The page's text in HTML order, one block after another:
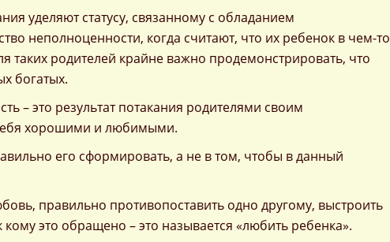
уделяют статусу, связанному с обладанием
неполноценности, когда считают, что их ребенок в чем-то
таких родителей крайне важно продемонстрировать, что
богатых.
– это результат потакания родителями своим
хорошими и любимыми.
его сформировать, а не в том, чтобы в данный
правильно противопоставить одно другому, выстроить
это обращено – это называется «любить ребенка».